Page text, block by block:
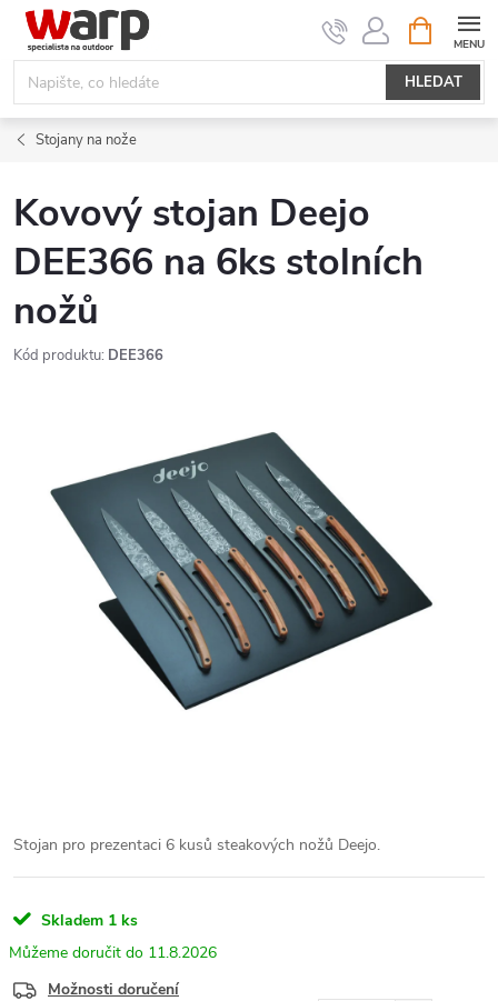
Přejít
obsah
HLEDAT
NÁKUPNÍ
KOŠÍK
Stojany na nože
Kovový stojan Deejo
DEE366 na 6ks stolních
nožů
Kód produktu: DEE366
Stojan pro prezentaci 6 kusů steakových nožů Deejo.
Skladem 1 ks
11.8.2026
Možnosti doručení